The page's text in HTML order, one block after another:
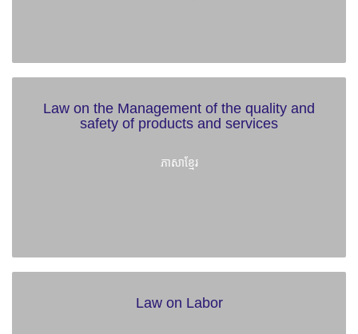
Law on the Management of the quality and
safety of products and services
ភាសាខ្មែរ
Law on Labor